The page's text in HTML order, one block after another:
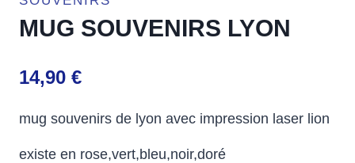
MUG SOUVENIRS LYON
14,90 €
mug souvenirs de lyon avec impression laser lion
existe en rose,vert,bleu,noir,doré